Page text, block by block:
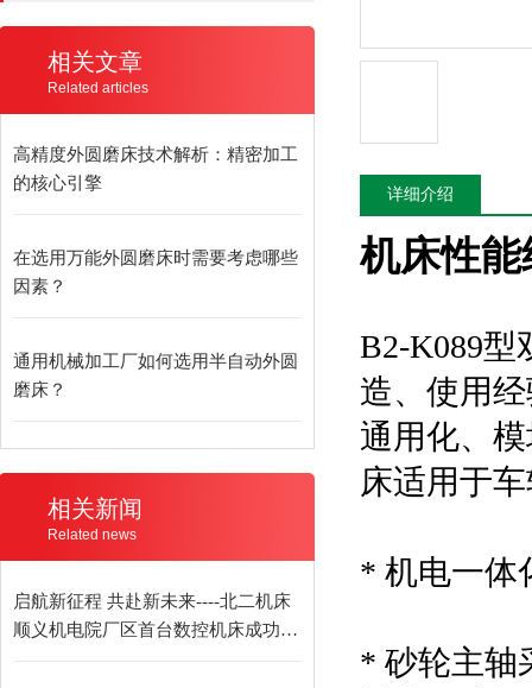
相关文章
Related articles
高精度外圆磨床技术解析：精密加工
的核心引擎
在选用万能外圆磨床时需要考虑哪些
因素？
通用机械加工厂如何选用半自动外圆
磨床？
相关新闻
Related news
启航新征程 共赴新未来----北二机床
顺义机电院厂区首台数控机床成功发
详细介绍
机床性
B2-K089型
造、使用
通用化、
床适用于
* 机电一体
* 砂轮主轴